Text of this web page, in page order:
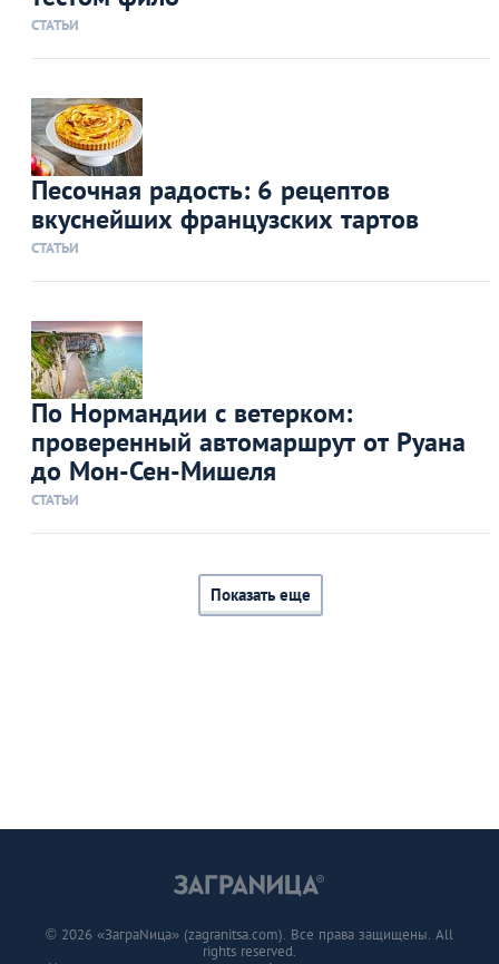
СТАТЬИ
Песочная радость: 6 рецептов
вкуснейших французских тартов
СТАТЬИ
По Нормандии с ветерком:
проверенный автомаршрут от Руана
до Мон-Сен-Мишеля
СТАТЬИ
Показать еще
© 2026 «ЗаграNица» (zagranitsa.com). Все права защищены. All
rights reserved.